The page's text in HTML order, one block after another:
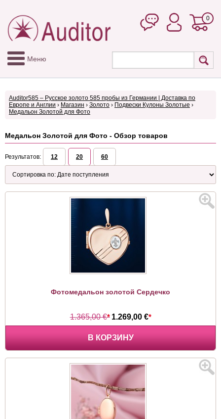
0
Меню
Auditor585 – Русское золото 585 пробы из Германии | Доставка по
Европе и Англии › Магазин › Золото › Подвески Кулоны Золотые ›
Медальон Золотой для Фото
Медальон Золотой для Фото - Обзор товаров
Результатов: 12 20 60
Фотомедальон золотой Сердечко
1.365,00 €* 1.269,00 €*
В КОРЗИНУ